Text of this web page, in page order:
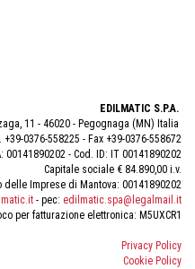
EDILMATIC S.P.A.
11 - 46020 - Pegognaga (MN) Italia
+39-0376-558225 - Fax +39-0376-558672
00141890202 - Cod. ID: IT 00141890202
Capitale sociale € 84.890,00 i.v.
delle Imprese di Mantova: 00141890202
- pec: edilmatic.spa@legalmail.it
per fatturazione elettronica: M5UXCR1
Privacy Policy
Cookie Policy